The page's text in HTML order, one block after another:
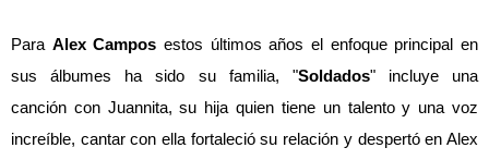
Para Alex Campos estos últimos años el enfoque principal en
sus álbumes ha sido su familia, "Soldados" incluye una
canción con Juannita, su hija quien tiene un talento y una voz
increíble, cantar con ella fortaleció su relación y despertó en Alex